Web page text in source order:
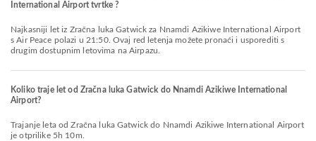
International Airport tvrtke ?
Najkasniji let iz Zračna luka Gatwick za Nnamdi Azikiwe International Airport
s Air Peace polazi u 21:50. Ovaj red letenja možete pronaći i usporediti s
drugim dostupnim letovima na Airpazu.
Koliko traje let od Zračna luka Gatwick do Nnamdi Azikiwe International
Airport?
Trajanje leta od Zračna luka Gatwick do Nnamdi Azikiwe International Airport
je otprilike 5h 10m.